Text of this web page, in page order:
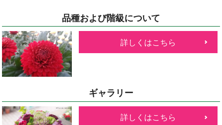
品種および階級について
詳しくはこちら
ギャラリー
詳しくはこちら